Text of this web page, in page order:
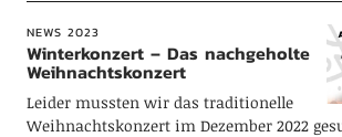
NEWS 2023
Winterkonzert – Das nachgeholte
Weihnachtskonzert
Leider mussten wir das traditionelle
Weihnachtskonzert im Dezember 2022